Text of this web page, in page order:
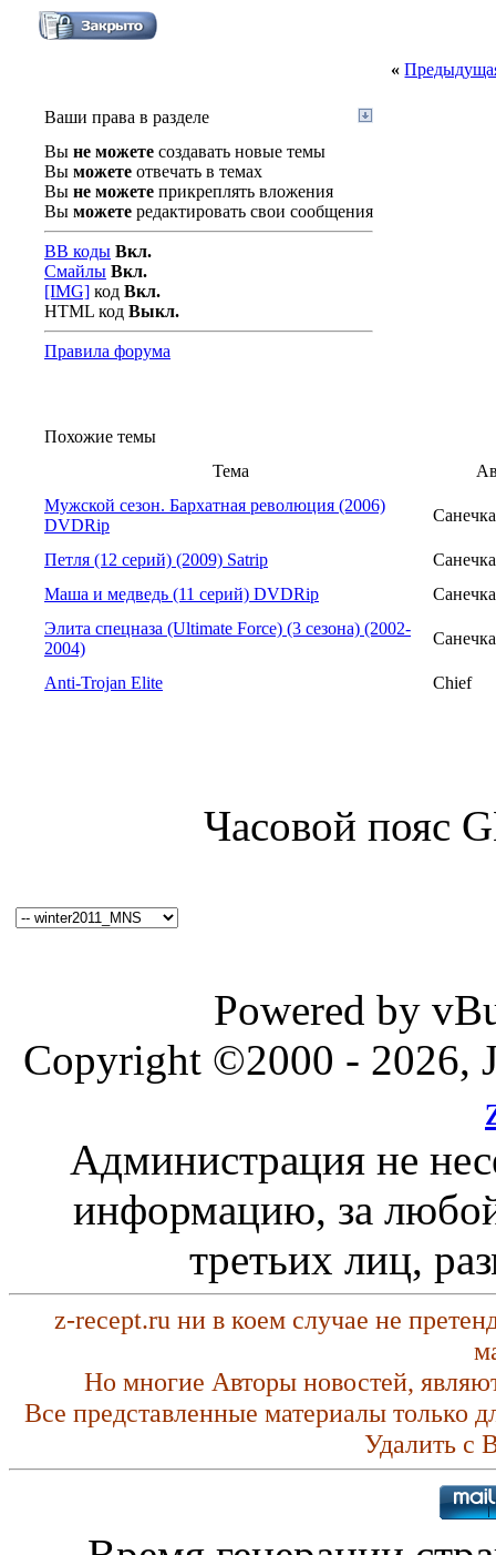
«
Ваши права в разделе
Вы не можете создавать новые темы
Вы можете отвечать в темах
Вы не можете прикреплять вложения
Вы можете редактировать свои сообщения
BB коды Вкл.
Смайлы Вкл.
[IMG] код Вкл.
HTML код Выкл.
Правила форума
Похожие темы
Тема
Мужской сезон. Бархатная революция (2006)
DVDRip
Санечка
Петля (12 серий) (2009) Satrip
Санечка
Маша и медведь (11 серий) DVDRip
Санечка
Элита спецназа (Ultimate Force) (3 сезона) (2002-
2004)
Санечка
Anti-Trojan Elite Chief
Часовой пояс
Powered by
Copyright ©2000 - 2026,
Администрация не
информацию, за любой
третьих лиц,
z-recept.ru ни в коем случае не
Но многие Авторы новостей,
Все представленные материалы только
Удалить с